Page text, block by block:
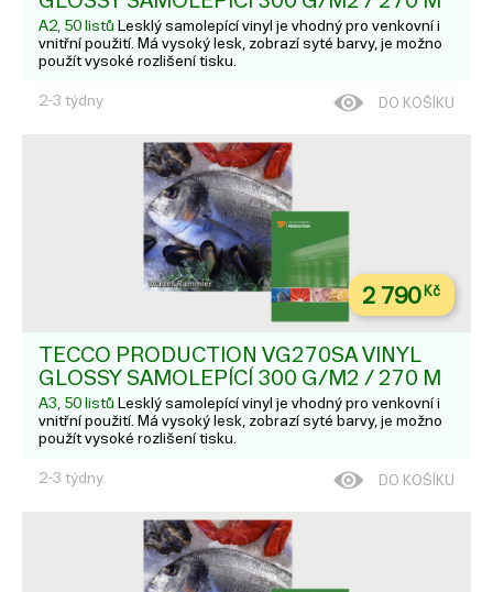
A2, 50 listů
Lesklý samolepící vinyl je vhodný pro venkovní i
vnitřní použití. Má vysoký lesk, zobrazí syté barvy, je možno
použít vysoké rozlišení tisku.
2-3 týdny DO KOŠÍKU
2 790Kč
TECCO PRODUCTION VG270SA VINYL
GLOSSY SAMOLEPÍCÍ 300 G/M2 / 270 Μ
A3, 50 listů Lesklý samolepící vinyl je vhodný pro venkovní i
vnitřní použití. Má vysoký lesk, zobrazí syté barvy, je možno
použít vysoké rozlišení tisku.
2-3 týdny DO KOŠÍKU